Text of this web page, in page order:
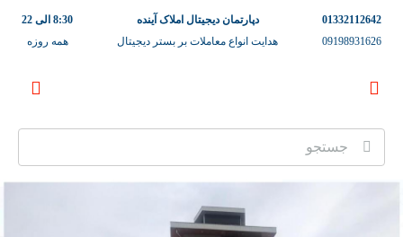
01332112642
09198931626
دپارتمان دیجیتال املاک آینده
هدایت انواع معاملات بر بستر دیجیتال
8:30 الی 22
همه روزه